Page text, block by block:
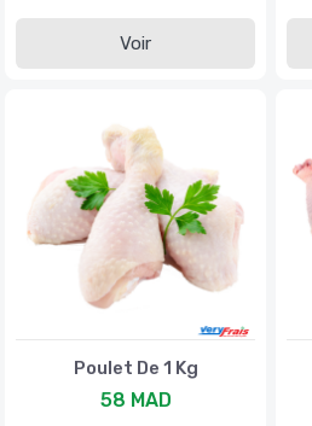
Voir
Poulet De 1 Kg
58 MAD